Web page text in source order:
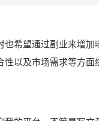
希望通过副业来增
以及市场需求等方